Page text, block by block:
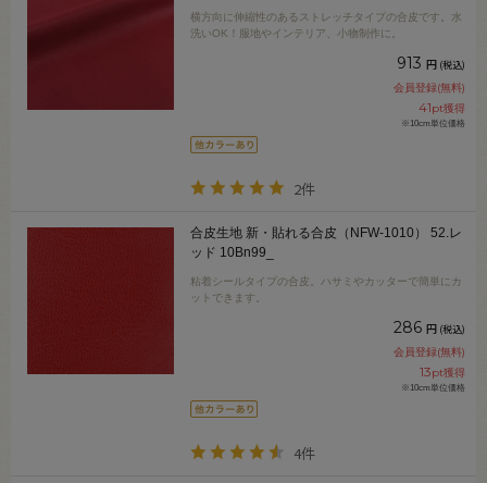
横方向に伸縮性のあるストレッチタイプの合皮です。水
洗いOK！服地やインテリア、小物制作に。
913 円 (税込)
会員登録(無料)
41pt獲得
※10cm単位価格
2件
合皮生地 新・貼れる合皮（NFW-1010） 52.レ
ッド 10Bn99_
粘着シールタイプの合皮。ハサミやカッターで簡単にカ
ットできます。
286 円 (税込)
会員登録(無料)
13pt獲得
※10cm単位価格
4件